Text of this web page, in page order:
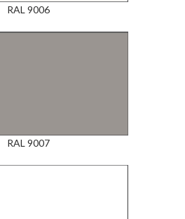
RAL 9006
RAL 9007